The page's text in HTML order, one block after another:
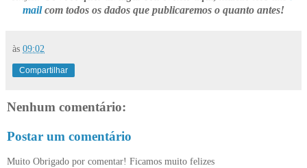
mailcom todos os dados que publicaremos o quanto antes!
às 09:02
Compartilhar
Nenhum comentário:
Postar um comentário
Muito Obrigado por comentar! Ficamos muito felizes